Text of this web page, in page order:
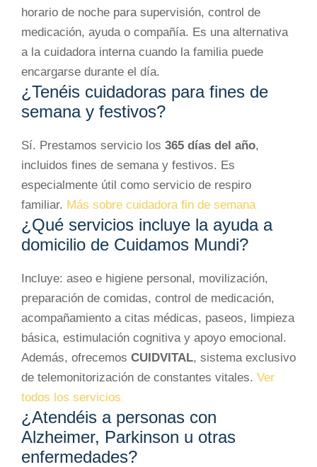
horario de noche para supervisión, control de
medicación, ayuda o compañía. Es una alternativa
a la cuidadora interna cuando la familia puede
encargarse durante el día.
¿Tenéis cuidadoras para fines de
semana y festivos?
Sí. Prestamos servicio los 365 días del año,
incluidos fines de semana y festivos. Es
especialmente útil como servicio de respiro
familiar. Más sobre cuidadora fin de semana
¿Qué servicios incluye la ayuda a
domicilio de Cuidamos Mundi?
Incluye: aseo e higiene personal, movilización,
preparación de comidas, control de medicación,
acompañamiento a citas médicas, paseos, limpieza
básica, estimulación cognitiva y apoyo emocional.
Además, ofrecemos CUIDVITAL, sistema exclusivo
de telemonitorización de constantes vitales. Ver
todos los servicios
¿Atendéis a personas con
Alzheimer, Parkinson u otras
enfermedades?